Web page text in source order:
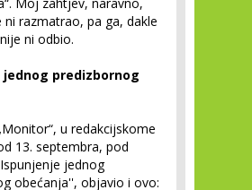
ni razmatrao, pa ga, dakle
ni odbio.
jednog predizbornog
u redakcijskome
13. septembra, pod
jednog
obećanja'', objavio i ovo: